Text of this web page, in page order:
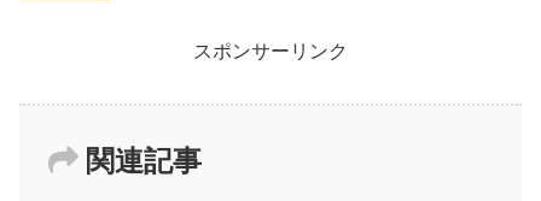
スポンサーリンク
関連記事